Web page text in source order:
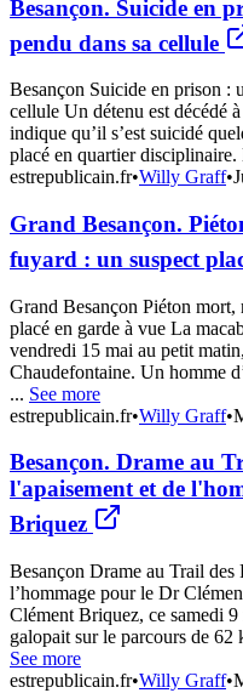
Besançon. Suicide en
pendu dans sa cellule
Besançon Suicide en prison :
cellule Un détenu est décédé
indique qu’il s’est suicidé
placé en quartier disciplinaire.
estrepublicain.fr•Willy Graff•
Grand Besançon.
fuyard : un suspect
Grand Besançon Piéton mort,
placé en garde à vue La
vendredi 15 mai au petit
Chaudefontaine. Un homme
... See more
estrepublicain.fr•Willy Graff•
Besançon. Drame au
l'apaisement et de
Briquez
Besançon Drame au Trail des
l’hommage pour le Dr
Clément Briquez, ce samedi
galopait sur le parcours de 62
See more
estrepublicain.fr•Willy Graff•